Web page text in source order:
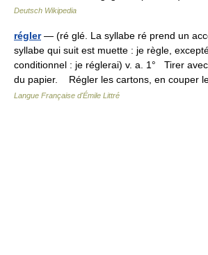
Deutsch Wikipedia
régler— (ré glé. La syllabe ré prend un
syllabe qui suit est muette : je règle,
conditionnel : je réglerai) v. a. 1° Tirer
du papier. Régler les cartons, en
Langue Française d'Émile Littré